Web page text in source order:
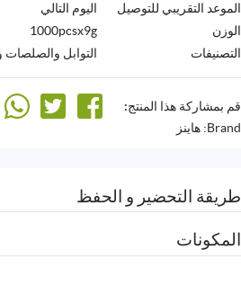
الموعد التقريبي للتوصيل
اليوم التالي
الوزن
1000pcsx9g
التصنيفات
التوابل والصلصات
قم بمشاركة هذا المنتج:
Brand: هاينز
طريقة التحضير و الحفظ
المكونات